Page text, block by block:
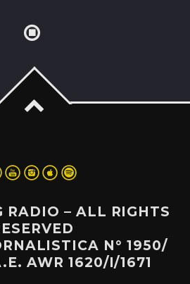
RADIO – ALL RIGHTS
N° 1950/
AWR 1620/I/1671